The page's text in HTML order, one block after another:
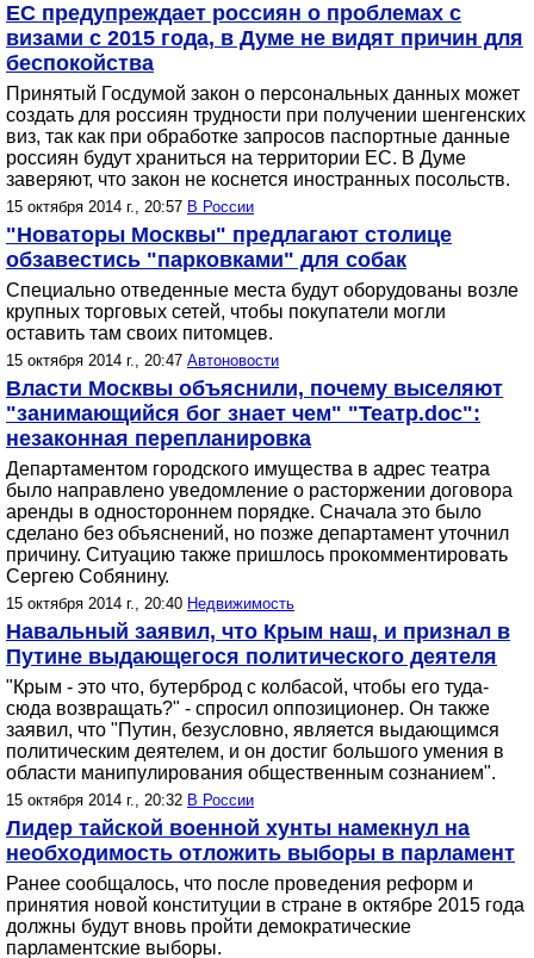
ЕС предупреждает россиян о проблемах с
визами с 2015 года, в Думе не видят причин для
беспокойства
Принятый Госдумой закон о персональных данных может
создать для россиян трудности при получении шенгенских
виз, так как при обработке запросов паспортные данные
россиян будут храниться на территории ЕС. В Думе
заверяют, что закон не коснется иностранных посольств.
15 октября 2014 г., 20:57 В России
"Новаторы Москвы" предлагают столице
обзавестись "парковками" для собак
Специально отведенные места будут оборудованы возле
крупных торговых сетей, чтобы покупатели могли
оставить там своих питомцев.
15 октября 2014 г., 20:47 Автоновости
Власти Москвы объяснили, почему выселяют
"занимающийся бог знает чем" "Театр.doc":
незаконная перепланировка
Департаментом городского имущества в адрес театра
было направлено уведомление о расторжении договора
аренды в одностороннем порядке. Сначала это было
сделано без объяснений, но позже департамент уточнил
причину. Ситуацию также пришлось прокомментировать
Сергею Собянину.
15 октября 2014 г., 20:40 Недвижимость
Навальный заявил, что Крым наш, и признал в
Путине выдающегося политического деятеля
"Крым - это что, бутерброд с колбасой, чтобы его туда-
сюда возвращать?" - спросил оппозиционер. Он также
заявил, что "Путин, безусловно, является выдающимся
политическим деятелем, и он достиг большого умения в
области манипулирования общественным сознанием".
15 октября 2014 г., 20:32 В России
Лидер тайской военной хунты намекнул на
необходимость отложить выборы в парламент
Ранее сообщалось, что после проведения реформ и
принятия новой конституции в стране в октябре 2015 года
должны будут вновь пройти демократические
парламентские выборы.